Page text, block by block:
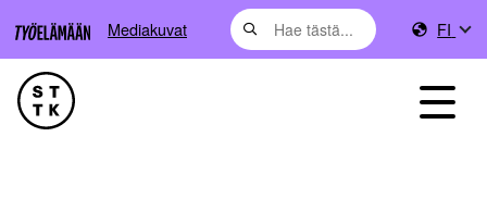
Mediakuvat FI